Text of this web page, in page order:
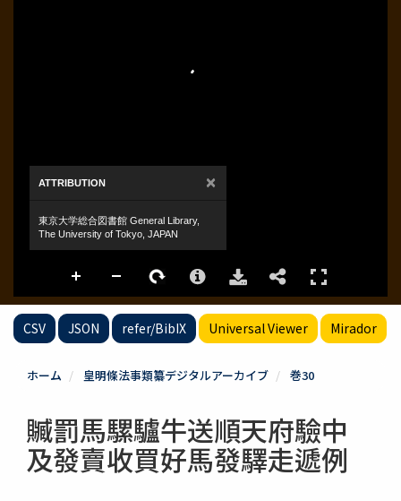
CSV JSON refer/BibIX Universal Viewer Mirador
ホーム 皇明條法事類纂デジタルアーカイブ 巻30
贓罰馬騾驢牛送順天府驗中
及發賣收買好馬發驛走遞例